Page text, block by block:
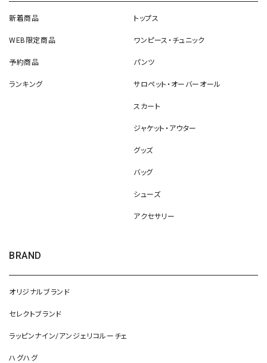
新着商品
WEB限定商品
予約商品
ランキング
トップス
ワンピース・チュニック
パンツ
サロペット・オーバーオール
スカート
ジャケット・アウター
グッズ
バッグ
シューズ
アクセサリー
BRAND
オリジナルブランド
セレクトブランド
ラッピンナイン/アンジェリコルーチェ
ハグハグ